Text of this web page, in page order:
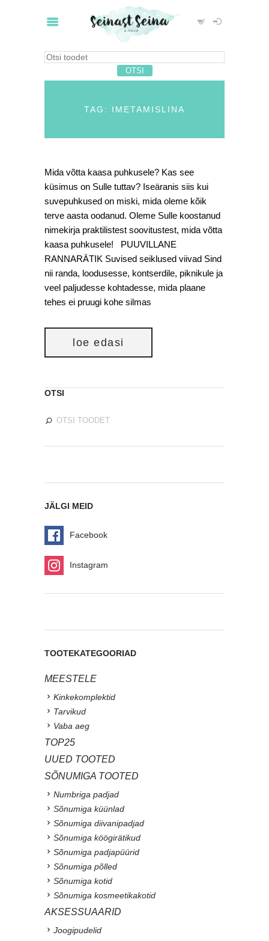
TAG: IMETAMISLINA
Mida võtta kaasa puhkusele? Kas see
küsimus on Sulle tuttav? Iseäranis siis kui
suvepuhkused on miski, mida oleme kõik
terve aasta oodanud. Oleme Sulle koostanud
nimekirja praktilistest soovitustest, mida võtta
kaasa puhkusele! PUUVILLANE
RANNARÄTIK Suvised seiklused viivad Sind
nii randa, loodusesse, kontserdile, piknikule ja
veel paljudesse kohtadesse, mida plaane
tehes ei pruugi kohe silmas
loe edasi
OTSI
JÄLGI MEID
Facebook
Instagram
TOOTEKATEGOORIAD
MEESTELE
Kinkekomplektid
Tarvikud
Vaba aeg
TOP25
UUED TOOTED
SÕNUMIGA TOOTED
Numbriga padjad
Sõnumiga küünlad
Sõnumiga diivanipadjad
Sõnumiga köögirätikud
Sõnumiga padjapüürid
Sõnumiga põlled
Sõnumiga kotid
Sõnumiga kosmeetikakotid
AKSESSUAARID
Joogipudelid